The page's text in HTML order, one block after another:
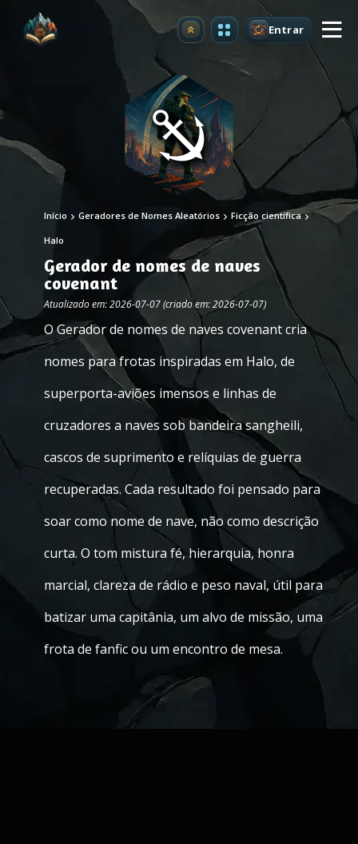
Atualizar Entrar
Início Geradores de Nomes Aleatórios Ficção científica
Halo
Gerador de nomes de naves
covenant
Atualizado em: 2026-07-07 (criado em: 2026-07-07)
O Gerador de nomes de naves covenant cria
nomes para frotas inspiradas em Halo, de
superporta-aviões imensos e linhas de
cruzadores a naves sob bandeira sangheili,
cascos de suprimento e relíquias de guerra
recuperadas. Cada resultado foi pensado para
soar como nome de nave, não como descrição
curta. O tom mistura fé, hierarquia, honra
marcial, clareza de rádio e peso naval, útil para
batizar uma capitânia, um alvo de missão, uma
frota de fanfic ou um encontro de mesa.